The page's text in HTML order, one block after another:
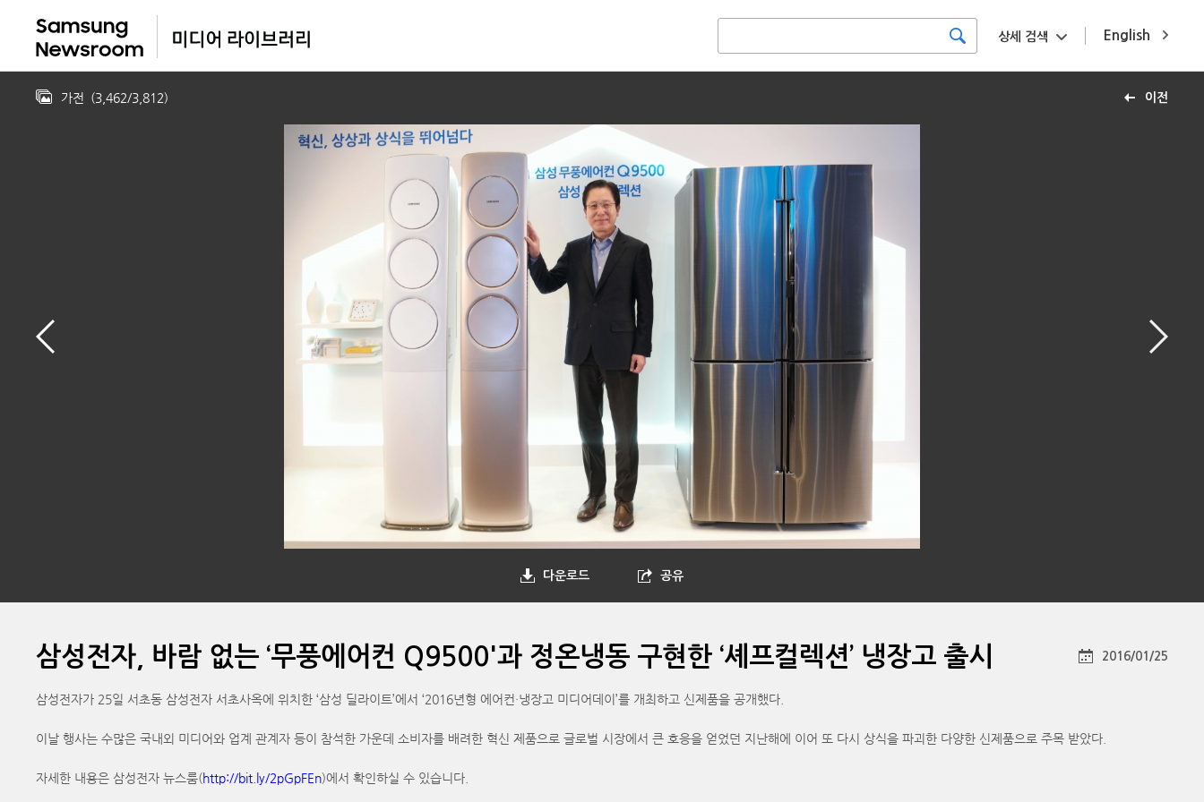
English
상세 검색
이전
가전 (3,462/3,812)
다운로드 공유
삼성전자, 바람 없는 ‘무풍에어컨 Q9500'과 정온냉동 구현한 ‘셰프컬렉션’ 냉장고 출시 2016/01/25
삼성전자가 25일 서초동 삼성전자 서초사옥에 위치한 ‘삼성 딜라이트’에서 ‘2016년형 에어컨·냉장고 미디어데이’를 개최하고 신제품을 공개했다.
이날 행사는 수많은 국내외 미디어와 업계 관계자 등이 참석한 가운데 소비자를 배려한 혁신 제품으로 글로벌 시장에서 큰 호응을 얻었던 지난해에 이어 또 다시 상식을 파괴한 다양한 신제품으로 주목 받았다.
자세한 내용은 삼성전자 뉴스룸(http://bit.ly/2pGpFEn)에서 확인하실 수 있습니다.